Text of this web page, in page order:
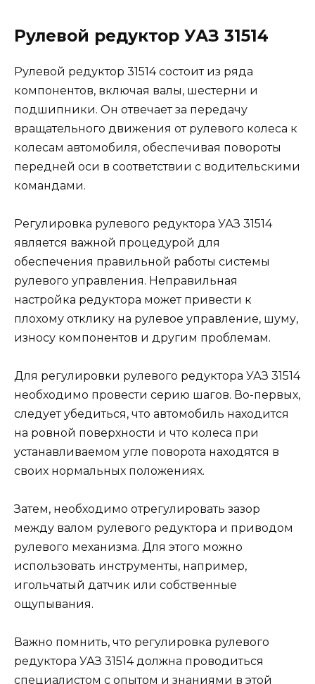
Рулевой редуктор УАЗ 31514
Рулевой редуктор 31514 состоит из ряда
компонентов, включая валы, шестерни и
подшипники. Он отвечает за передачу
вращательного движения от рулевого колеса к
колесам автомобиля, обеспечивая повороты
передней оси в соответствии с водительскими
командами.
Регулировка рулевого редуктора УАЗ 31514
является важной процедурой для
обеспечения правильной работы системы
рулевого управления. Неправильная
настройка редуктора может привести к
плохому отклику на рулевое управление, шуму,
износу компонентов и другим проблемам.
Для регулировки рулевого редуктора УАЗ 31514
необходимо провести серию шагов. Во-первых,
следует убедиться, что автомобиль находится
на ровной поверхности и что колеса при
устанавливаемом угле поворота находятся в
своих нормальных положениях.
Затем, необходимо отрегулировать зазор
между валом рулевого редуктора и приводом
рулевого механизма. Для этого можно
использовать инструменты, например,
игольчатый датчик или собственные
ощупывания.
Важно помнить, что регулировка рулевого
редуктора УАЗ 31514 должна проводиться
специалистом с опытом и знаниями в этой